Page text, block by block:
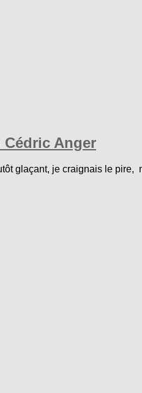
Cédric Anger
glaçant, je craignais le pire,